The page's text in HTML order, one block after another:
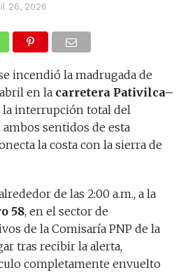
26, 2026
incendió la madrugada de
en la carretera Pativilca–
la interrupción total del
sentidos de esta
la costa con la sierra de
de las 2:00 a.m., a la
58, en el sector de
de la Comisaría PNP de la
tras recibir la alerta,
completamente envuelto